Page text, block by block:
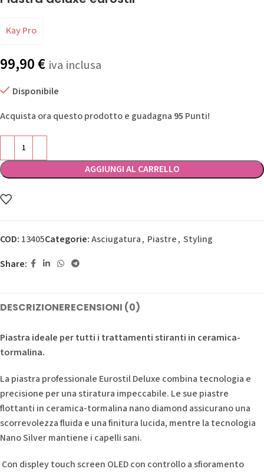
Kay Pro
99,90€ iva inclusa
Disponibile
Acquista ora questo prodotto e guadagna 95 Punti!
AGGIUNGI AL CARRELLO
COD: 13405Categorie:Asciugatura, Piastre, Styling
Share:
DESCRIZIONERECENSIONI (0)
Piastra ideale per tutti i trattamenti stiranti in ceramica-
tormalina.
La piastra professionale Eurostil Deluxe combina tecnologia e
precisione per una stiratura impeccabile. Le sue piastre
flottanti in ceramica-tormalina nano diamond assicurano una
scorrevolezza fluida e una finitura lucida, mentre la tecnologia
Nano Silver mantiene i capelli sani.
Con displey touch screen OLED con controllo a sfioramento